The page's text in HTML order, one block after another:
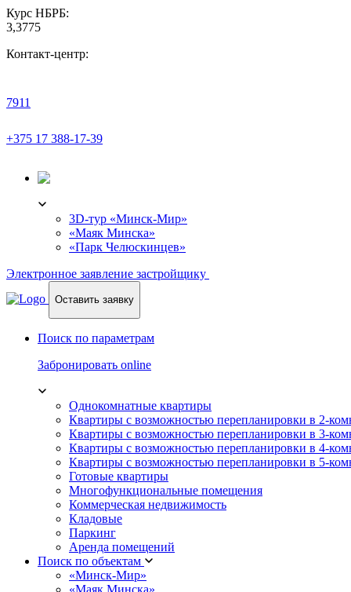
Курс НБРБ:
3,3775
Контакт-центр:
7911
+375 17 388-17-39
3D-тур «Минск-Мир»
«Маяк Минска»
«Парк Челюскинцев»
Электронное заявление застройщику
Оставить заявку
Поиск по параметрам
Забронировать online
Однокомнатные квартиры
Квартиры с возможностью перепланировки в 2-
Квартиры с возможностью перепланировки в 3-
Квартиры с возможностью перепланировки в 4-
Квартиры с возможностью перепланировки в 5-
Готовые квартиры
Многофункциональные помещения
Коммерческая недвижимость
Кладовые
Паркинг
Аренда помещений
Поиск по объектам
«Минск-Мир»
«Маяк Минска»